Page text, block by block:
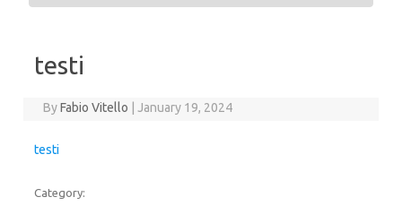
testi
ByFabio Vitello January 19, 2024
testi
Category: